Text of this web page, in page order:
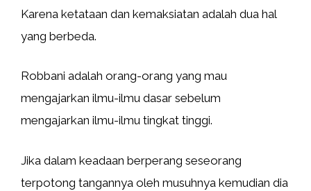
Karena ketataan dan kemaksiatan adalah dua hal
yang berbeda.
Robbani adalah orang-orang yang mau
mengajarkan ilmu-ilmu dasar sebelum
mengajarkan ilmu-ilmu tingkat tinggi.
Jika dalam keadaan berperang seseorang
terpotong tangannya oleh musuhnya kemudian dia